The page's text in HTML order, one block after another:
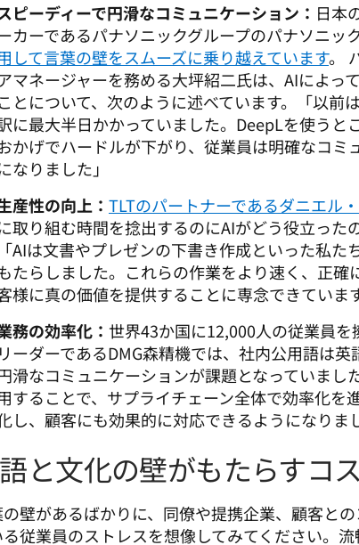
ピーディーで円滑なコミュニケーション： 日本
カーであるパナソニックグループのパナソニッ
して言葉の壁をスムーズに乗り越えています。
マネージャーを務める大坪紹二氏は、AIによっ
とについて、次のように述べています。
「以前
に最大半日かかっていました。DeepLを使うと
かげでハードルが下がり、従業員は明確なコミ
なりました」
産性の向上： TLTのパートナーであるダニエル
取り組む時間を捻出するのにAIがどう役立った
AIは文書やプレゼンの下書き作成といった私た
たらしました。これらの作業をより速く、正確
様に真の価値を提供することに専念できていま
務の効率化： 世界43か国に12,000人の従業員
ーダーであるDMG森精機では、社内公用語は
滑なコミュニケーションが課題となっていました
することで、サプライチェーン全体で効率化を
し、顧客にも効果的に対応できるようになりま
と文化の壁がもたらすコ
壁があるばかりに、同僚や提携企業、顧客と
従業員のストレスを想像してみてください。